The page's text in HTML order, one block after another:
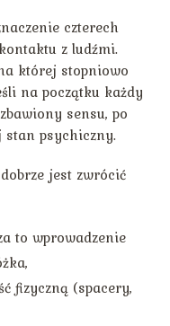
czterech
z ludźmi.
której stopniowo
na początku każdy
sensu, po
stan psychiczny.
jest zwrócić
to wprowadzenie
fizyczną (spacery,